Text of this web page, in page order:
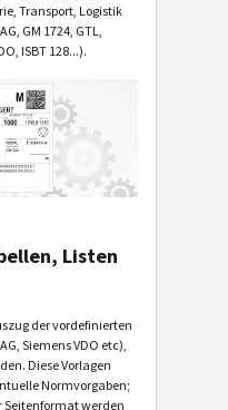
Transport, Logistik
GM 1724, GTL,
ISBT 128...).
Listen
der vordefinierten
Siemens VDO etc),
Diese Vorlagen
Normvorgaben;
Seitenformat werden